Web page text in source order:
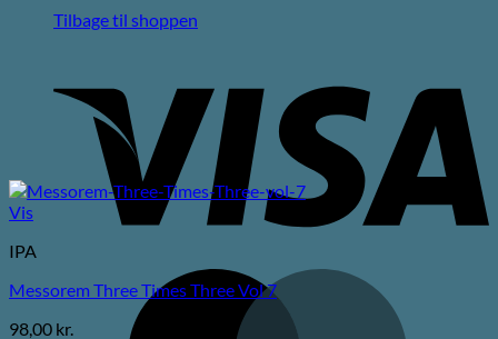
Tilbage til shoppen
Vis
IPA
Messorem Three Times Three Vol 7
98,00 kr.